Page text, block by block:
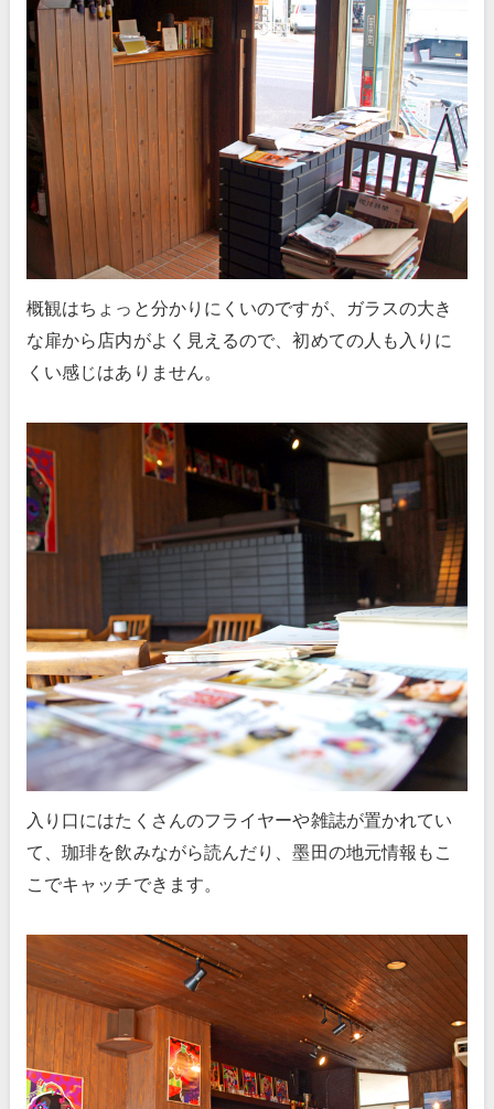
概観はちょっと分かりにくいのですが、ガラスの大き
な扉から店内がよく見えるので、初めての人も入りに
くい感じはありません。
入り口にはたくさんのフライヤーや雑誌が置かれてい
て、珈琲を飲みながら読んだり、墨田の地元情報もこ
こでキャッチできます。